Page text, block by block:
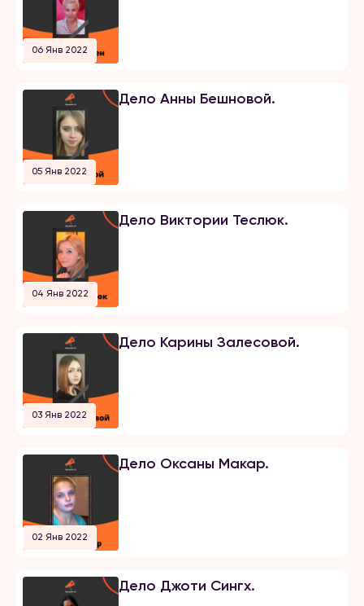
06 Янв 2022
05 Янв 2022
Дело Анны Бешновой.
04 Янв 2022
Дело Виктории Теслюк.
03 Янв 2022
Дело Карины Залесовой.
02 Янв 2022
Дело Оксаны Макар.
Дело Джоти Сингх.